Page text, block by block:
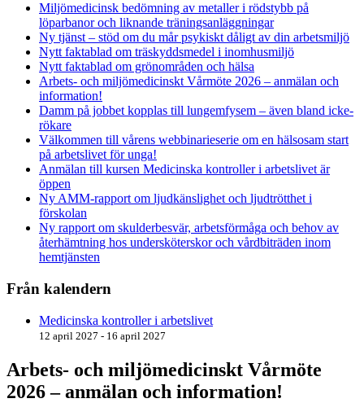
Miljömedicinsk bedömning av metaller i rödstybb på
löparbanor och liknande träningsanläggningar
Ny tjänst – stöd om du mår psykiskt dåligt av din arbetsmiljö
Nytt faktablad om träskyddsmedel i inomhusmiljö
Nytt faktablad om grönområden och hälsa
Arbets- och miljömedicinskt Vårmöte 2026 – anmälan och
information!
Damm på jobbet kopplas till lungemfysem – även bland icke-
rökare
Välkommen till vårens webbinarieserie om en hälsosam start
på arbetslivet för unga!
Anmälan till kursen Medicinska kontroller i arbetslivet är
öppen
Ny AMM-rapport om ljudkänslighet och ljudtrötthet i
förskolan
Ny rapport om skulderbesvär, arbetsförmåga och behov av
återhämtning hos undersköterskor och vårdbiträden inom
hemtjänsten
Från kalendern
Medicinska kontroller i arbetslivet
12 april 2027 - 16 april 2027
Arbets- och miljömedicinskt Vårmöte
2026 – anmälan och information!